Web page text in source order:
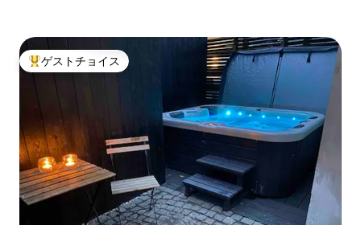
大好評のゲストチョイスです。
ゲストチョイス